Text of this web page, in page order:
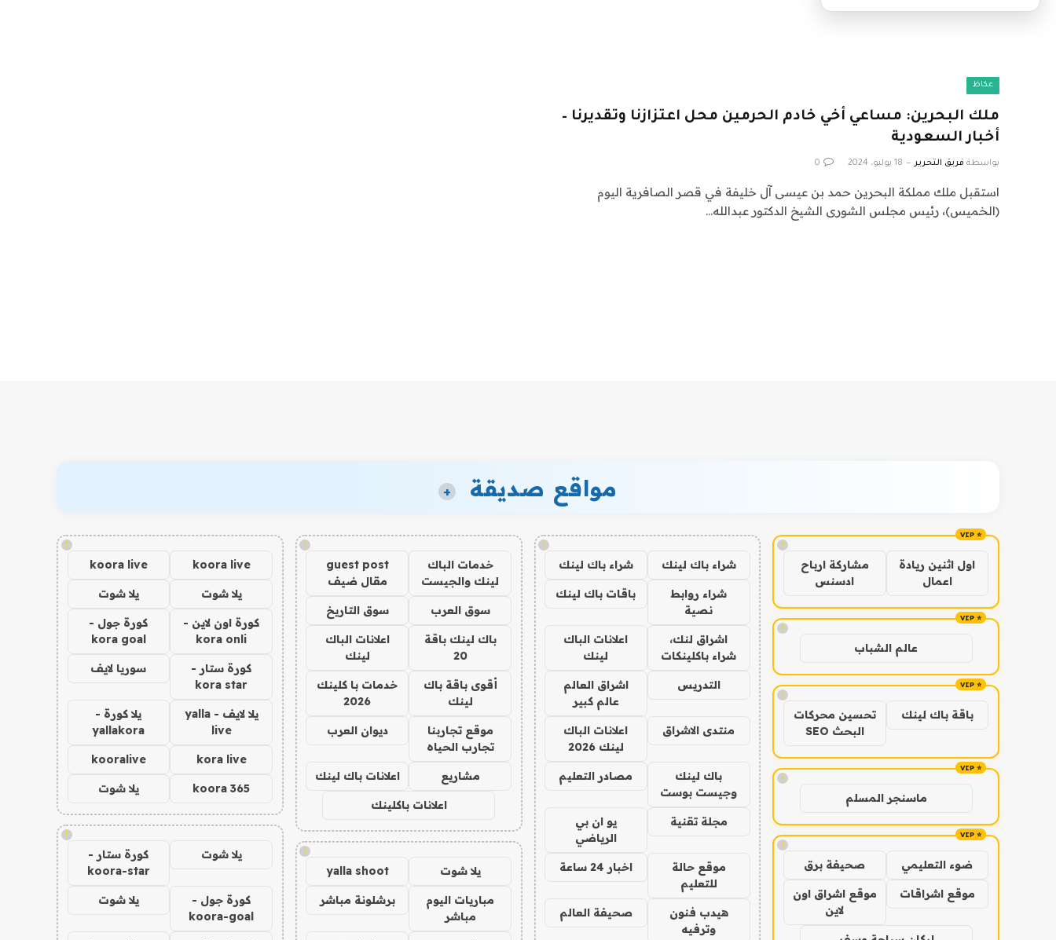
عكاظ
ملك البحرين: مساعي أخي خادم الحرمين محل اعتزازنا وتقديرنا –
أخبار السعودية
بواسطة فريق التحرير 18 يوليو، 2024 0
استقبل ملك مملكة البحرين حمد بن عيسى آل خليفة في قصر الصافرية اليوم
(الخميس)، رئيس مجلس الشورى الشيخ الدكتور عبدالله…
مواقع صديقة +
!
اول اثنين ريادة
اعمال
مشاركة ارباح
ادسنس
!
عالم الشباب
!
باقة باك لينك
تحسين محركات
البحث SEO
!
ماسنجر المسلم
!
ضوء التعليمي صحيفة برق
موقع اشراقات
موقع اشراق اون
لاين
!
شراء باك لينك شراء باك لينك
شراء روابط
نصية
باقات باك لينك
اشراق لنك،
شراء باكلينكات
اعلانات الباك
لينك
التدريس
اشراق العالم
عالم كبير
منتدى الاشراق
اعلانات الباك
لينك 2026
باك لينك
وجيست بوست
مصادر التعليم
مجلة تقنية
يو ان بي
الرياضي
موقع حالة
للتعليم
اخبار 24 ساعة
هيدب فنون
وترفيه
صحيفة العالم
!
خدمات الباك
لينك والجيست
guest post
مقال ضيف
سوق العرب سوق التاريخ
باك لينك باقة
20
اعلانات الباك
لينك
أقوى باقة باك
لينك
خدمات با كلينك
2026
موقع تجاربنا
تجارب الحياه
ديوان العرب
مشاريع اعلانات باك لينك
اعلانات باكلينك
!
يلا شوت yalla shoot
مباريات اليوم
مباشر
برشلونة مباشر
!
koora live
koora live
يلا شوت يلا شوت
كورة اون لاين -
kora onli
كورة جول -
kora goal
كورة ستار -
kora star
سوريا لايف
يلا لايف - yalla
live
يلا كورة -
yallakora
kora live
kooralive
koora 365 يلا شوت
!
يلا شوت
كورة ستار -
koora-star
كورة جول -
koora-goal
يلا شوت